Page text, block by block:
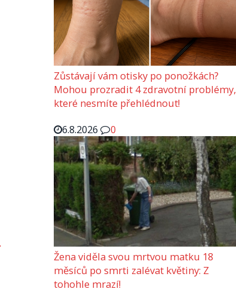
Zůstávají vám otisky po ponožkách?
Mohou prozradit 4 zdravotní problémy,
které nesmíte přehlédnout!
6.8.2026
0
Žena viděla svou mrtvou matku 18
měsíců po smrti zalévat květiny: Z
tohohle mrazí!